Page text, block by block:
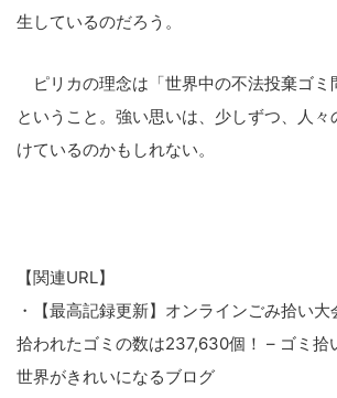
生しているのだろう。
ピリカの理念は「世界中の不法投棄ゴミ
ということ。強い思いは、少しずつ、人々
けているのかもしれない。
【関連URL】
・【最高記録更新】オンラインごみ拾い
拾われたゴミの数は237,630個！ – ゴミ拾
世界がきれいになるブログ